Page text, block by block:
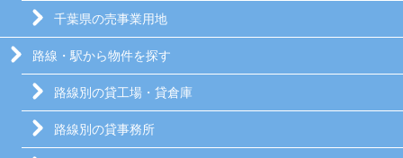
千葉県の売事業用地
路線・駅から物件を探す
路線別の貸工場・貸倉庫
路線別の貸事務所